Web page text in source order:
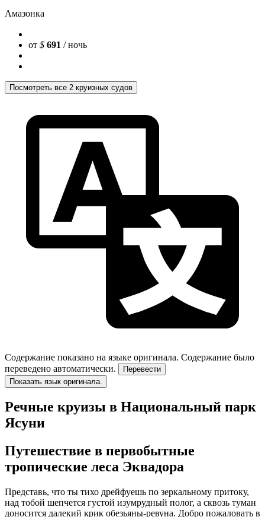
Амазонка
от $ 691 / ночь
Посмотреть все 2 круизных судов
Содержание показано на языке оригинала. Содержание было
переведено автоматически.
Перевести
Показать язык оригинала.
Речные круизы в Национальный парк
Ясуни
Путешествие в первобытные
тропические леса Эквадора
Представь, что ты тихо дрейфуешь по зеркальному притоку,
над тобой шепчется густой изумрудный полог, а сквозь туман
доносится далекий крик обезьяны-ревуна. Добро пожаловать в